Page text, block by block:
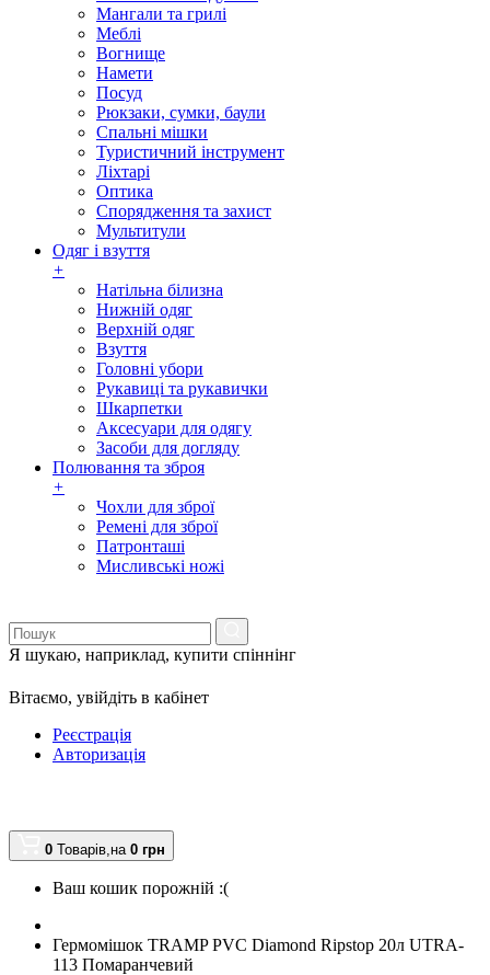
Мангали та грилі
Меблі
Вогнище
Намети
Посуд
Рюкзаки, сумки, баули
Спальні мішки
Туристичний інструмент
Ліхтарі
Оптика
Спорядження та захист
Мультитули
Одяг і взуття
+
Натільна білизна
Нижній одяг
Верхній одяг
Взуття
Головні убори
Рукавиці та рукавички
Шкарпетки
Аксесуари для одягу
Засоби для догляду
Полювання та зброя
+
Чохли для зброї
Ремені для зброї
Патронташі
Мисливські ножі
Я шукаю, наприклад, купити спіннінг
Вітаємо, увійдіть в кабінет
Реєстрація
Авторизація
0 Товарів,на 0 грн
Ваш кошик порожній :(
Гермомішок TRAMP PVC Diamond Ripstop 20л UTRA-
113 Помаранчевий